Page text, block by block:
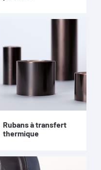
Rubans à transfert
thermique